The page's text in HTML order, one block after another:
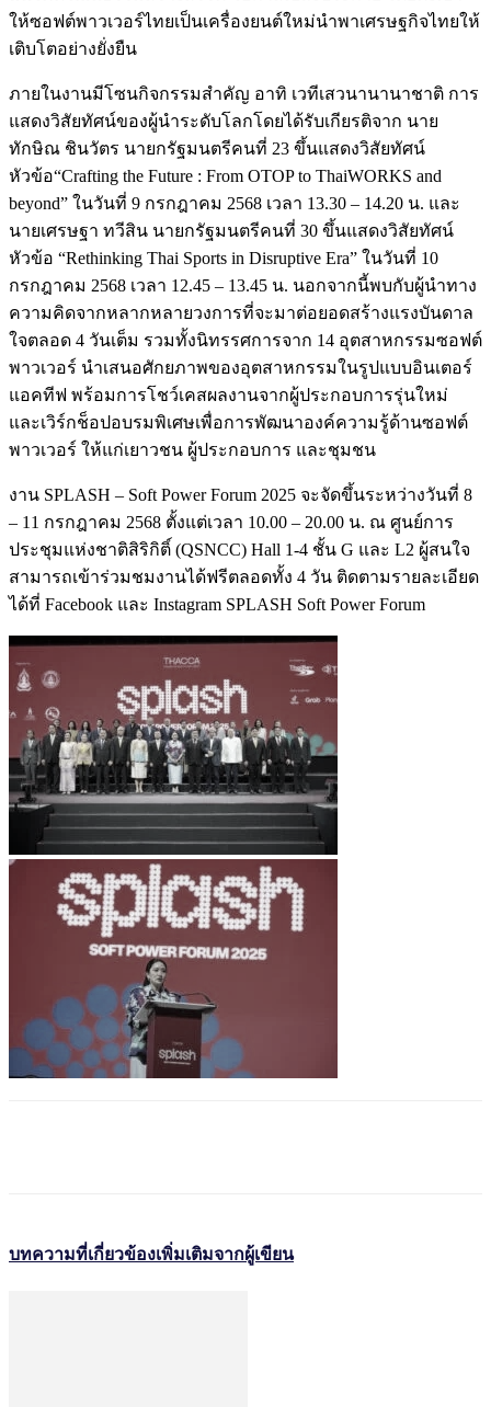
ให้ซอฟต์พาวเวอร์ไทยเป็นเครื่องยนต์ใหม่นำพาเศรษฐกิจไทยให้
เติบโตอย่างยั่งยืน
ภายในงานมีโซนกิจกรรมสำคัญ อาทิ เวทีเสวนานานาชาติ การ
แสดงวิสัยทัศน์ของผู้นำระดับโลกโดยได้รับเกียรติจาก นาย
ทักษิณ ชินวัตร นายกรัฐมนตรีคนที่ 23 ขึ้นแสดงวิสัยทัศน์
หัวข้อ“Crafting the Future : From OTOP to ThaiWORKS and
beyond” ในวันที่ 9 กรกฎาคม 2568 เวลา 13.30 – 14.20 น. และ
นายเศรษฐา ทวีสิน นายกรัฐมนตรีคนที่ 30 ขึ้นแสดงวิสัยทัศน์
หัวข้อ “Rethinking Thai Sports in Disruptive Era” ในวันที่ 10
กรกฎาคม 2568 เวลา 12.45 – 13.45 น. นอกจากนี้พบกับผู้นำทาง
ความคิดจากหลากหลายวงการที่จะมาต่อยอดสร้างแรงบันดาล
ใจตลอด 4 วันเต็ม รวมทั้งนิทรรศการจาก 14 อุตสาหกรรมซอฟต์
พาวเวอร์ นำเสนอศักยภาพของอุตสาหกรรมในรูปแบบอินเตอร์
แอคทีฟ พร้อมการโชว์เคสผลงานจากผู้ประกอบการรุ่นใหม่
และเวิร์กช็อปอบรมพิเศษเพื่อการพัฒนาองค์ความรู้ด้านซอฟต์
พาวเวอร์ ให้แก่เยาวชน ผู้ประกอบการ และชุมชน
งาน SPLASH – Soft Power Forum 2025 จะจัดขึ้นระหว่างวันที่ 8
– 11 กรกฎาคม 2568 ตั้งแต่เวลา 10.00 – 20.00 น. ณ ศูนย์การ
ประชุมแห่งชาติสิริกิติ์ (QSNCC) Hall 1-4 ชั้น G และ L2 ผู้สนใจ
สามารถเข้าร่วมชมงานได้ฟรีตลอดทั้ง 4 วัน ติดตามรายละเอียด
ได้ที่ Facebook และ Instagram SPLASH Soft Power Forum
บทความที่เกี่ยวข้องเพิ่มเติมจากผู้เขียน